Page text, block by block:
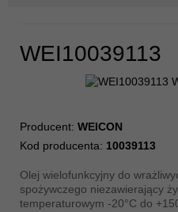
WEI10039113
Producent: WEICON
Kod producenta: 10039113
Olej wielofunkcyjny do
spożywczego niezawierający
temperaturowym -20°C do